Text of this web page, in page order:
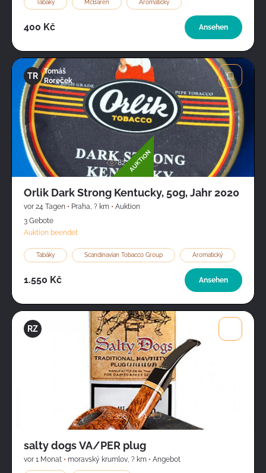
Tabáky McBaren Aromatický
400 Kč Ansehen
Bild
TR
Tomáš
Roreček
823AUKTION
Orlik Dark Strong Kentucky, 50g, Jahr 2020
vor 24 Tagen • Praha, ? km • Auktion
3 Gebote
Auktion beendet
Tabáky Scandinavian Tobacco Group Aromatický
1.550 Kč Ansehen
Bild
RZ
355 1
salty dogs VA/PER plug
vor 1 Monat • moravský krumlov, ? km • Angebot